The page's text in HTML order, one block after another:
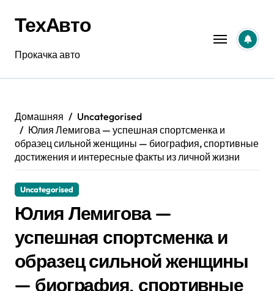
содержанию
ТехАвто
Прокачка авто
Домашняя
Uncategorised
Юлия Лемигова — успешная спортсменка и
образец сильной женщины — биография, спортивные
достижения и интересные факты из личной жизни
Uncategorised
Юлия Лемигова —
успешная спортсменка и
образец сильной женщины
— биография, спортивные